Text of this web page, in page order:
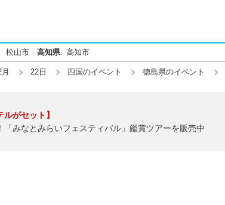
松山市 高知県 高知市
22日 四国のイベント 徳島県のイベント
ルがセット】
みなとみらいフェスティバル」鑑賞ツアーを販売中